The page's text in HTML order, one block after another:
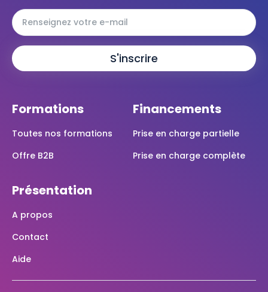
Formations
Toutes nos formations
Offre B2B
Financements
Prise en charge partielle
Prise en charge complète
Présentation
A propos
Contact
Aide